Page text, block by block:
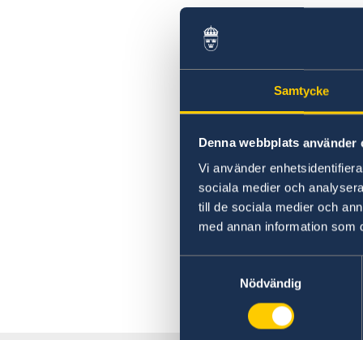
Samtycke
Denna webbplats använder
Vi använder
sociala medier och
till de sociala medier och
med annan information som
Nödvändig